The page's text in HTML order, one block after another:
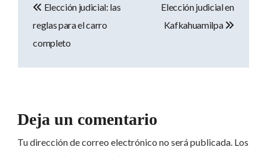
de
entradas
Elección judicial: las
reglas para el carro
completo
Elección judicial en
Kafkahuamilpa
Deja un comentario
Tu dirección de correo electrónico no será publicada. Los